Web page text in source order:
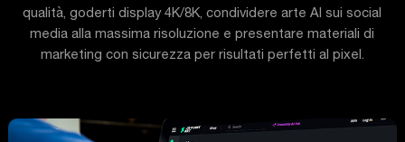
qualità , goderti display 4K/8K, condividere arte AI sui social
media alla massima risoluzione e presentare materiali di
marketing con sicurezza per risultati perfetti al pixel.